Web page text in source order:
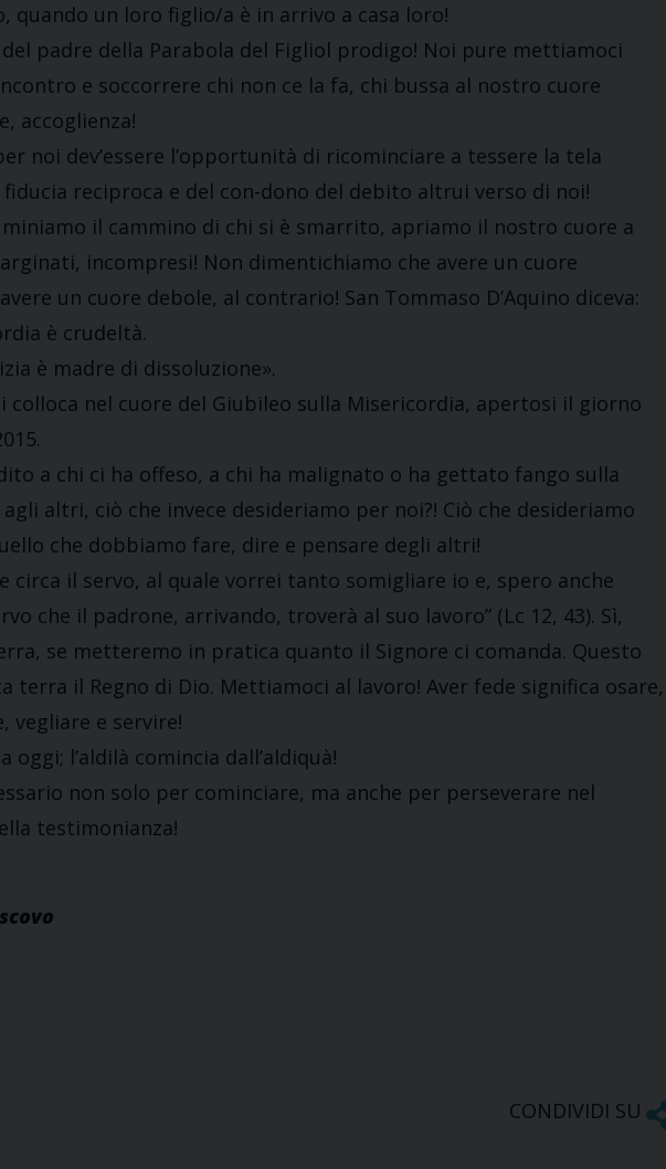
quando un loro figlio/a è in arrivo a casa loro!
padre della Parabola del Figliol prodigo! Noi pure mettiamoci
e soccorrere chi non ce la fa, chi bussa al nostro cuore
accoglienza!
noi dev’essere l’opportunità di ricominciare a tessere la tela
fiducia reciproca e del con-dono del debito altrui verso di noi!
il cammino di chi si è smarrito, apriamo il nostro cuore a
incompresi! Non dimentichiamo che avere un cuore
un cuore debole, al contrario! San Tommaso D’Aquino diceva:
è crudeltà.
è madre di dissoluzione».
colloca nel cuore del Giubileo sulla Misericordia, apertosi il giorno
a chi ci ha offeso, a chi ha malignato o ha gettato fango sulla
altri, ciò che invece desideriamo per noi?! Ciò che desideriamo
che dobbiamo fare, dire e pensare degli altri!
circa il servo, al quale vorrei tanto somigliare io e, spero anche
che il padrone, arrivando, troverà al suo lavoro” (Lc 12, 43). Sì,
se metteremo in pratica quanto il Signore ci comanda. Questo
terra il Regno di Dio. Mettiamoci al lavoro! Aver fede significa osare,
vegliare e servire!
l’aldilà comincia dall’aldiquà!
non solo per cominciare, ma anche per perseverare nel
testimonianza!
CONDIVIDI SU